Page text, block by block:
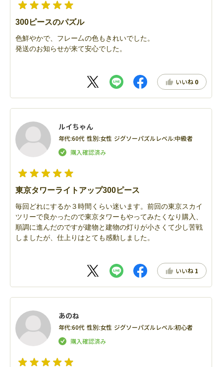
300ピースのパズル
色鮮やかで、フレー厶の色もきれいでした。
発送のお知らせが来て安心でした。
いいね 0
ルイちゃん
年代:60代 性別:女性 ジグソーパズルレベル:中級者
東京タワーライトアップ300ピース
毎回どれにするか３時間くらい迷います。前回の東京スカイ
ツリーで良かったので東京タワーもやってみたくなり購入、
順調に進んだのですが建物と建物の灯りが小さくて少し苦戦
しましたが、仕上りはとても感動しました。
いいね 1
あのね
年代:60代 性別:女性 ジグソーパズルレベル:初心者